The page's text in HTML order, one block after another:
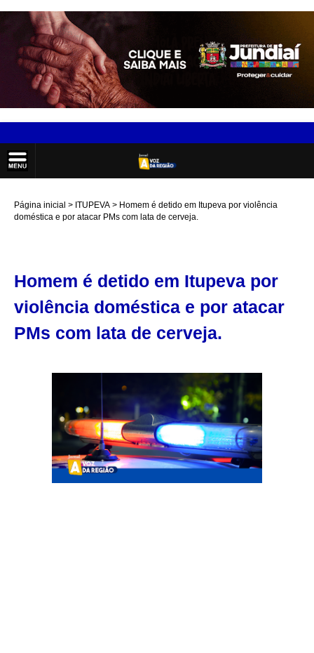
Página inicial ITUPEVA
Homem é detido em Itupeva por violência
doméstica e por atacar PMs com lata de cerveja.
Homem é detido em Itupeva por
violência doméstica e por atacar
PMs com lata de cerveja.